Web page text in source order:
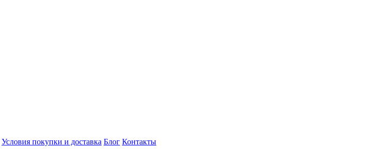
Условия покупки и доставка Блог Контакты